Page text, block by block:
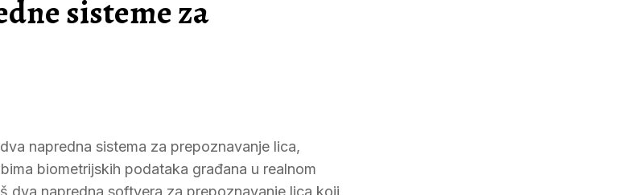
sisteme za
napredna sistema za prepoznavanje lica,
biometrijskih podataka građana u realnom
dva napredna softvera za prepoznavanje lica koji